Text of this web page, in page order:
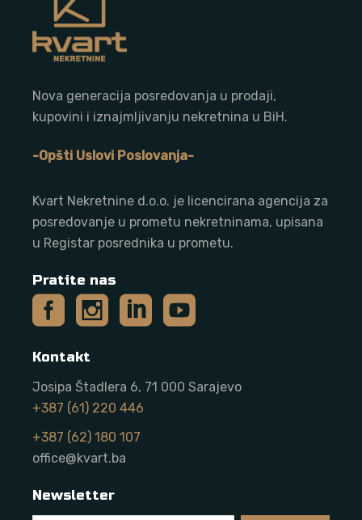
Nova generacija posredovanja u prodaji,
kupovini i iznajmljivanju nekretnina u BiH.
-Opšti Uslovi Poslovanja-
Kvart Nekretnine d.o.o. je licencirana agencija za
posredovanje u prometu nekretninama, upisana
u Registar posrednika u prometu.
Pratite nas
Kontakt
Josipa Štadlera 6, 71 000 Sarajevo
+387 (61) 220 446
+387 (62) 180 107
office@kvart.ba
Newsletter